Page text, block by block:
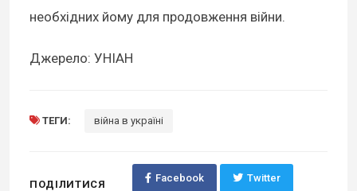
необхідних йому для продовження війни.
Джерело: УНІАН
ТЕГИ: війна в україні
ПОДІЛИТИСЯ
Facebook Twitter